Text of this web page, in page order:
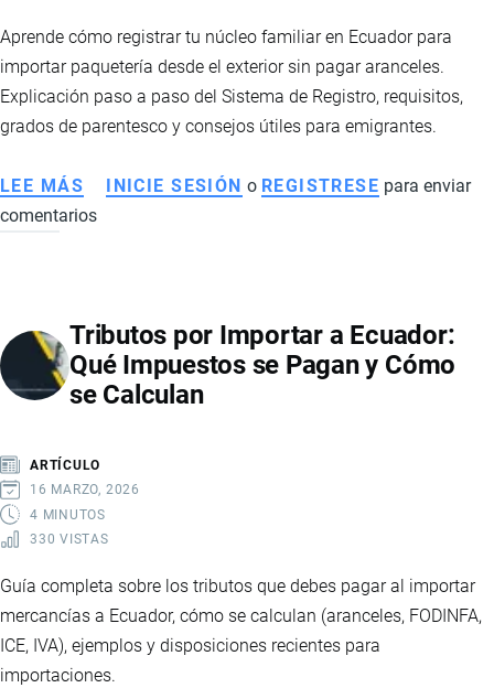
Aprende cómo registrar tu núcleo familiar en Ecuador para
importar paquetería desde el exterior sin pagar aranceles.
Explicación paso a paso del Sistema de Registro, requisitos,
grados de parentesco y consejos útiles para emigrantes.
LEE MÁS SOBRE
CÓMO
FAMILIAR
Y
ENVIAR
EL
EXTERIOR
SIN
INICIE SESIÓN o REGISTRESE para enviar
comentarios
Tributos por Importar a Ecuador:
Qué Impuestos se Pagan y Cómo
se Calculan
ARTÍCULO
16 MARZO, 2026
4 MINUTOS
330 VISTAS
Guía completa sobre los tributos que debes pagar al importar
mercancías a Ecuador, cómo se calculan (aranceles, FODINFA,
ICE, IVA), ejemplos y disposiciones recientes para
importaciones.